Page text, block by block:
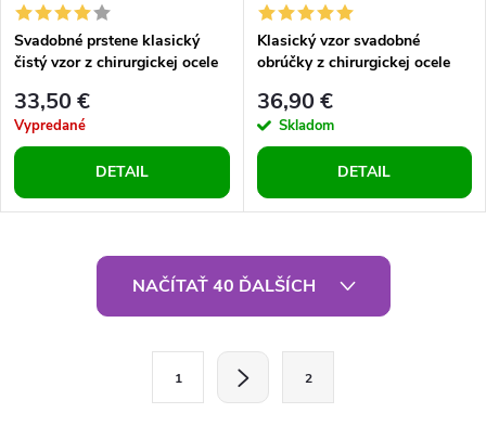
Svadobné prstene klasický
čistý vzor z chirurgickej ocele
33,50 €
Vypredané
DETAIL
Klasický vzor svadobné
obrúčky z chirurgickej ocele
čistý
36,90 €
Skladom
DETAIL
NAČÍTAŤ 40 ĎALŠÍCH
1 2